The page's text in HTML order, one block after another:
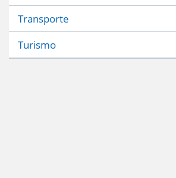
Transporte
Turismo